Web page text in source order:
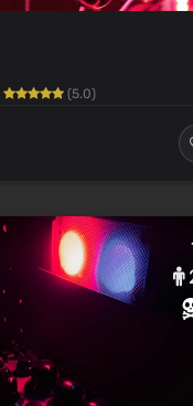
(5.0)